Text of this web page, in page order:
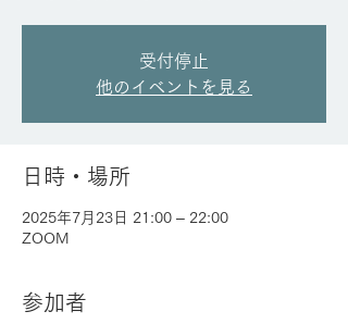
受付停止
他のイベントを見る
日時・場所
2025年7月23日 21:00 – 22:00
ZOOM
参加者